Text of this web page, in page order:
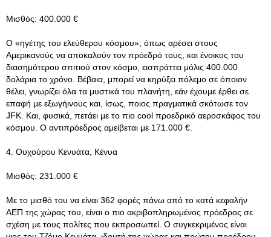
Μισθός: 400.000 €
Ο «ηγέτης του ελεύθερου κόσμου», όπως αρέσει στους
Αμερικανούς να αποκαλούν τον πρόεδρό τους, και ένοικος του
διασημότερου σπιτιού στον κόσμο, εισπράττει μόλις 400.000
δολάρια το χρόνο. Βέβαια, μπορεί να κηρύξει πόλεμο σε όποιον
θέλει, γνωρίζει όλα τα μυστικά του πλανήτη, εάν έχουμε έρθει σε
επαφή με εξωγήινους και, ίσως, ποιος πραγματικά σκότωσε τον
JFK. Και, φυσικά, πετάει με το πιο cool προεδρικό αεροσκάφος του
κόσμου. Ο αντιπρόεδρος αμείβεται με 171.000 €.
4. Ουχούρου Κενυάτα, Κένυα
Μισθός: 231.000 €
Με το μισθό του να είναι 362 φορές πάνω από το κατά κεφαλήν
ΑΕΠ της χώρας του, είναι ο πιο ακριβοπληρωμένος πρόεδρος σε
σχέση με τους πολίτες που εκπροσωπεί. Ο συγκεκριμένος είναι